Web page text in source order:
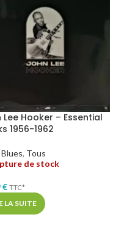
Lee Hooker – Essential
1956-1962
Blues, Tous
de stock
€ TTC*
LA SUITE